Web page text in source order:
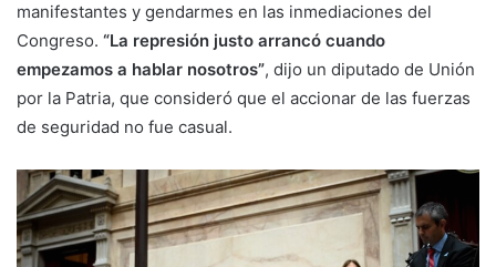
manifestantes y gendarmes en las inmediaciones del
Congreso. “La represión justo arrancó cuando
empezamos a hablar nosotros”, dijo un diputado de Unión
por la Patria, que consideró que el accionar de las fuerzas
de seguridad no fue casual.